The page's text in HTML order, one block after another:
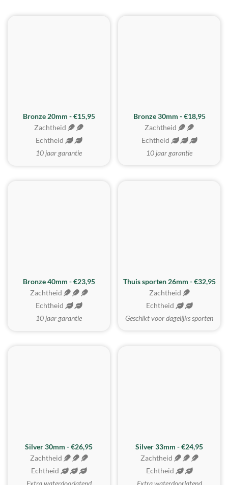
Bronze 20mm - €15,95
Zachtheid
Echtheid
10 jaar garantie
BESTE KOOP
Bronze 30mm - €18,95
Zachtheid
Echtheid
10 jaar garantie
Bronze 40mm - €23,95
Zachtheid
Echtheid
10 jaar garantie
Thuis sporten 26mm - €32,95
Zachtheid
Echtheid
Geschikt voor dagelijks sporten
Silver 30mm - €26,95
Zachtheid
Echtheid
Extra waterdoorlatend
Silver 33mm - €24,95
Zachtheid
Echtheid
Extra waterdoorlatend